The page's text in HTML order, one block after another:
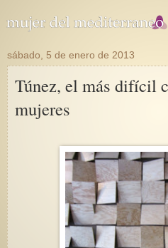
sábado, 5 de enero de 2013
Túnez, el más difícil
mujeres